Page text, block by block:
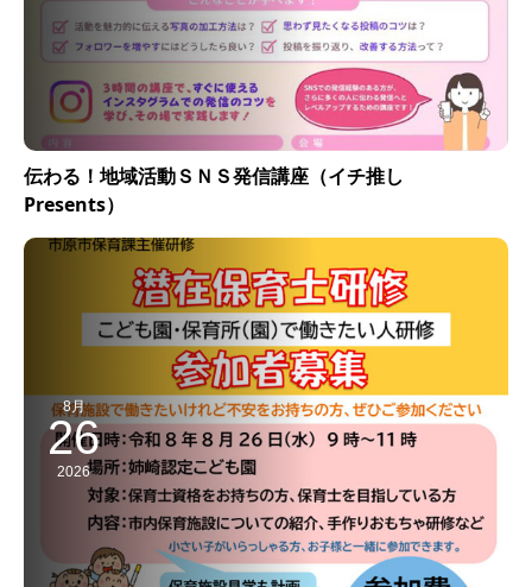
伝わる！地域活動ＳＮＳ発信講座（イチ推し
Presents）
8月
26
2026